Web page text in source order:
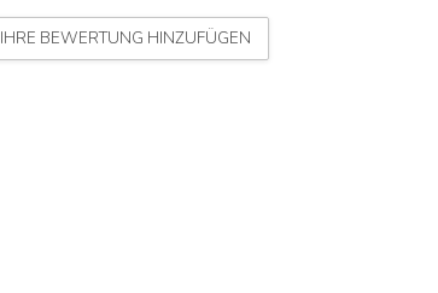
IHRE BEWERTUNG HINZUFÜGEN